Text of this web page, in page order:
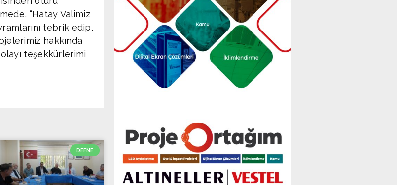
“Hatay Valimiz
tebrik edip,
hakkında
teşekkürlerimi
DEFNE